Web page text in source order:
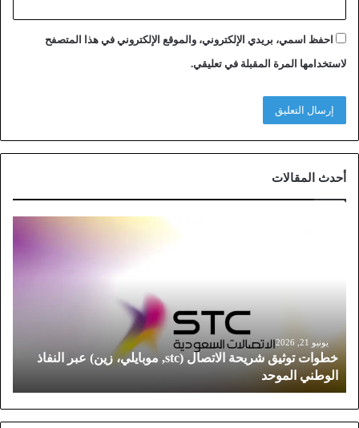
احفظ اسمي، بريدي الإلكتروني، والموقع الإلكتروني في هذا المتصفح
لاستخدامها المرة المقبلة في تعليقي.
أحدث المقالات
و
ش
ر
يونيو 21, 2026
خطوات توثيق شريحة الاتصال (stc, موبايلي، زين) عبر النفاذ
الوطني الموحد